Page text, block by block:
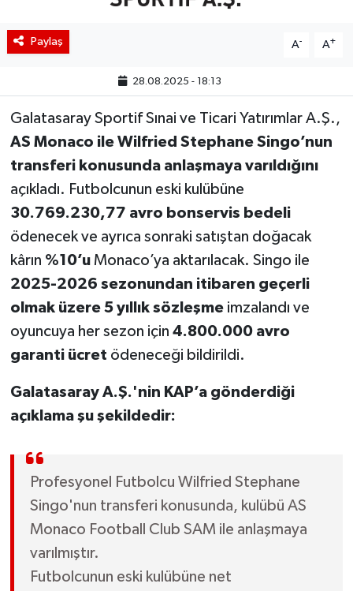
Paylaş A- A+
28.08.2025 - 18:13
Galatasaray Sportif Sınai ve Ticari Yatırımlar A.Ş.,
AS Monaco ile Wilfried Stephane Singo’nun
transferi konusunda anlaşmaya varıldığını
açıkladı. Futbolcunun eski kulübüne
30.769.230,77 avro bonservis bedeli
ödenecek ve ayrıca sonraki satıştan doğacak
kârın %10’uMonaco’ya aktarılacak. Singo ile
2025-2026 sezonundan itibaren geçerli
olmak üzere 5 yıllık sözleşmeimzalandı ve
oyuncuya her sezon için 4.800.000 avro
garanti ücret ödeneceği bildirildi.
Galatasaray A.Ş.'nin KAP’a gönderdiği
açıklama şu şekildedir:
Profesyonel Futbolcu Wilfried Stephane
Singo'nun transferi konusunda, kulübü AS
Monaco Football Club SAM ile anlaşmaya
varılmıştır.
Futbolcunun eski kulübüne net
Kiripto Para Piyasası
Gizlilik Sözleşmesi
Hakkımızda